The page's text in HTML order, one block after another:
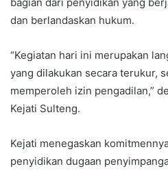
dan berlandaskan hukum.
“Kegiatan hari ini merupakan
yang dilakukan secara terukur,
memperoleh izin pengadilan,”
Kejati Sulteng.
Kejati menegaskan
penyidikan dugaan